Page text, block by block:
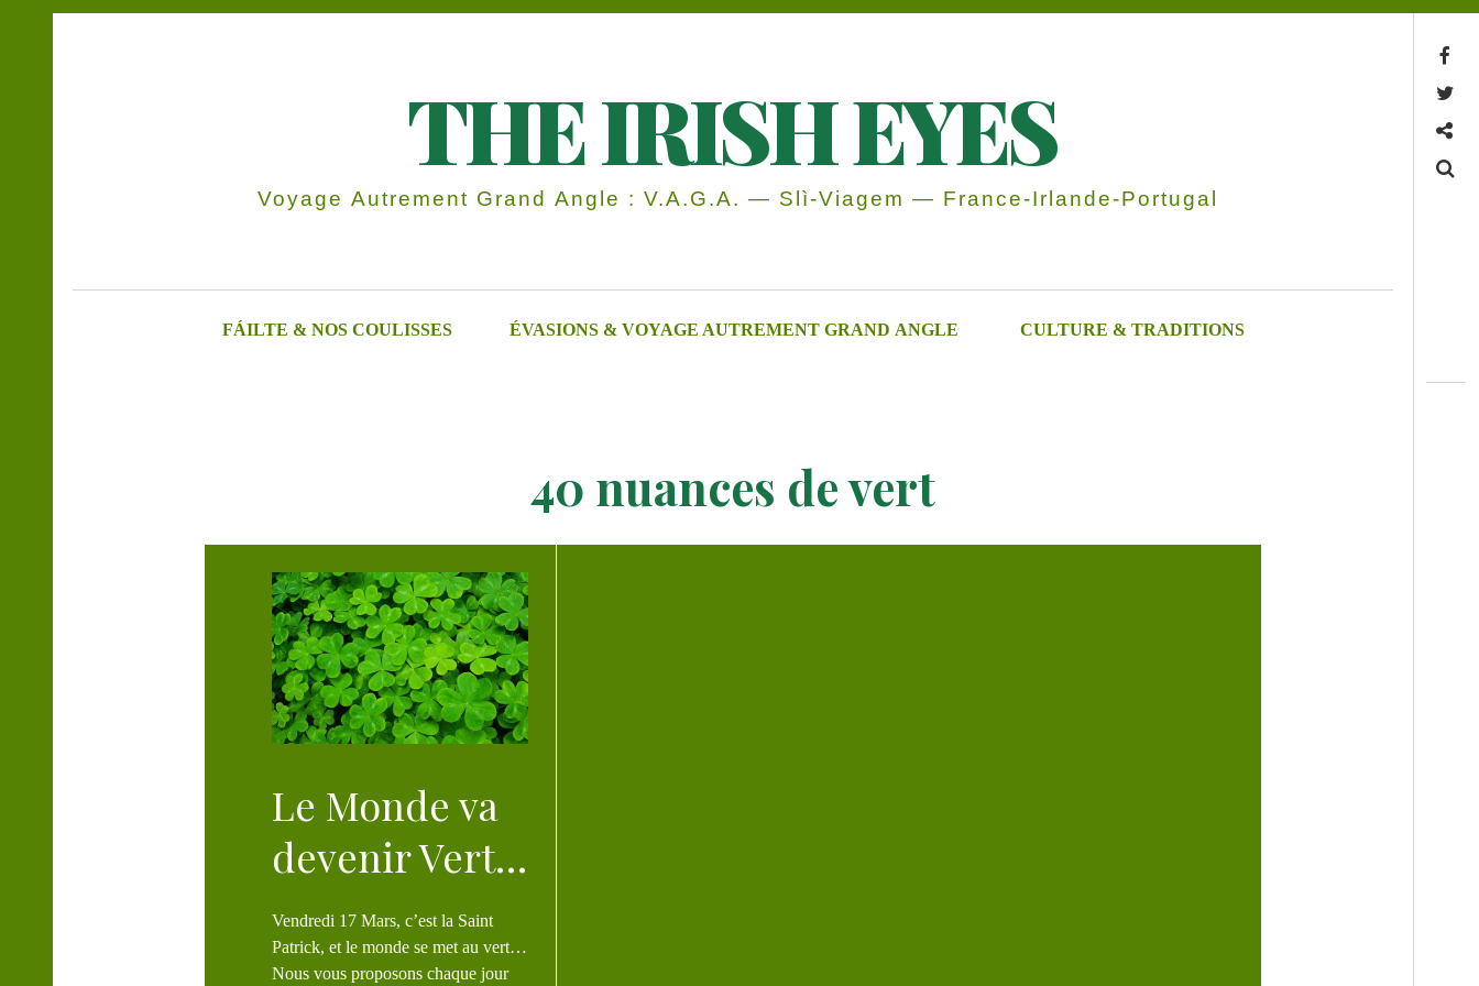
THE IRISH EYES
Voyage Autrement Grand Angle : V.A.G.A. — Slì-Viagem — France-Irlande-Portugal
FÁILTE & NOS COULISSES ÉVASIONS & VOYAGE AUTREMENT GRAND ANGLE CULTURE & TRADITIONS
40 nuances de vert
T
Le Monde va
devenir Vert…
Vendredi 17 Mars, c’est la Saint
Patrick, et le monde se met au vert…
Nous vous proposons chaque jour